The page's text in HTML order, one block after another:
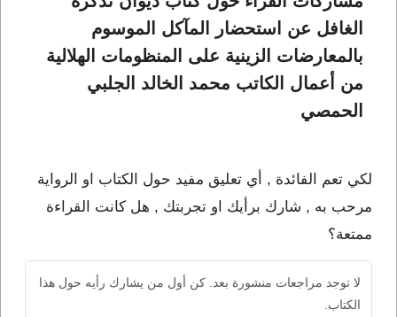
الغافل عن استحضار المآكل الموسوم
بالمعارضات الزينية على المنظومات الهلالية
من أعمال الكاتب محمد الخالد الجلبي
الحمصي
لكي تعم الفائدة , أي تعليق مفيد حول الكتاب او الرواية
مرحب به , شارك برأيك او تجربتك , هل كانت القراءة
ممتعة؟
لا توجد مراجعات منشورة بعد. كن أول من يشارك رأيه حول هذا
الكتاب.